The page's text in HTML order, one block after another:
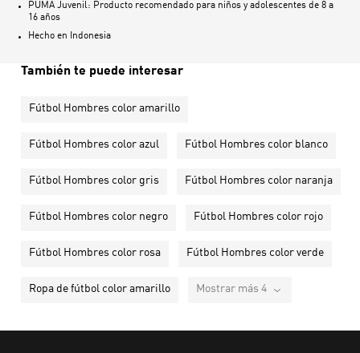
PUMA Juvenil: Producto recomendado para niños y adolescentes de 8 a
16 años
Hecho en
Indonesia
También te puede interesar
Fútbol Hombres color amarillo
Fútbol Hombres color azul Fútbol Hombres color blanco
Fútbol Hombres color gris Fútbol Hombres color naranja
Fútbol Hombres color negro Fútbol Hombres color rojo
Fútbol Hombres color rosa Fútbol Hombres color verde
Ropa de fútbol color amarillo Mostrar más 4